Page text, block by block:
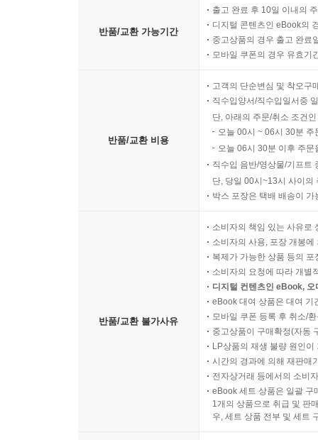
반품/교환 가능기간
출고 완료 후 10일 이내의
디지털 콘텐츠인 eBook의
중고상품의 경우 출고 완료
모바일 쿠폰의 경우 유효기
반품/교환 비용
고객의 단순변심 및 착오구
직수입양서/직수입일서중
단, 아래의 주문/취소 조건
오늘 00시 ~ 06시 30분
오늘 06시 30분 이후 주
직수입 음반/영상물/기프트
단, 당일 00시~13시 사이의
박스 포장은 택배 배송이
반품/교환 불가사유
소비자의 책임 있는 사유로
소비자의 사용, 포장 개봉
복제가 가능한 상품 등의
소비자의 요청에 따라 개별
디지털 컨텐츠인 eBook,
eBook 대여 상품은 대여 기
모바일 쿠폰 등록 후 취소/
중고상품이 구매확정(자동
LP상품의 재생 불량 원인
시간의 경과에 의해 재판매
전자상거래 등에서의 소비
eBook 세트 상품은 일괄 구
1개의 상품으로 취급 및 판
우, 세트 상품 전부 및 세트